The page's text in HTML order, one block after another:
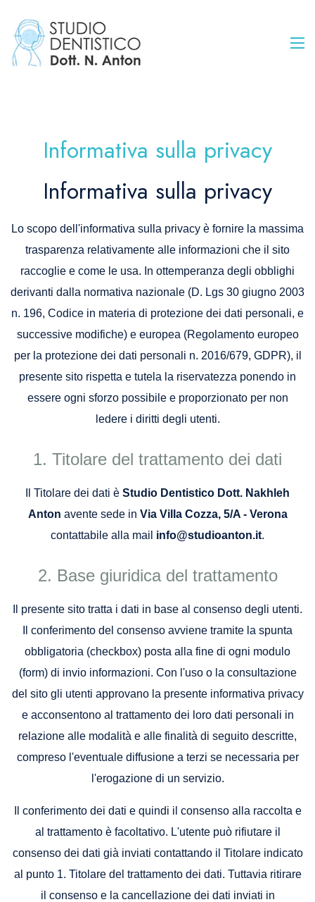
Informativa sulla privacy
Informativa sulla privacy
Lo scopo dell'informativa sulla privacy è fornire la massima
trasparenza relativamente alle informazioni che il sito
raccoglie e come le usa. In ottemperanza degli obblighi
derivanti dalla normativa nazionale (D. Lgs 30 giugno 2003
n. 196, Codice in materia di protezione dei dati personali, e
successive modifiche) e europea (Regolamento europeo
per la protezione dei dati personali n. 2016/679, GDPR), il
presente sito rispetta e tutela la riservatezza ponendo in
essere ogni sforzo possibile e proporzionato per non
ledere i diritti degli utenti.
Titolare del trattamento dei dati
Il Titolare dei dati è Studio Dentistico Dott. Nakhleh
Anton avente sede in Via Villa Cozza, 5/A - Verona
contattabile alla mail info@studioanton.it.
Base giuridica del trattamento
Il presente sito tratta i dati in base al consenso degli utenti.
Il conferimento del consenso avviene tramite la spunta
obbligatoria (checkbox) posta alla fine di ogni modulo
(form) di invio informazioni. Con l'uso o la consultazione
del sito gli utenti approvano la presente informativa privacy
e acconsentono al trattamento dei loro dati personali in
relazione alle modalità e alle finalità di seguito descritte,
compreso l'eventuale diffusione a terzi se necessaria per
l'erogazione di un servizio.
Il conferimento dei dati e quindi il consenso alla raccolta e
al trattamento è facoltativo. L'utente può rifiutare il
consenso dei dati già inviati contattando il Titolare indicato
al punto 1. Titolare del trattamento dei dati. Tuttavia ritirare
il consenso e la cancellazione dei dati inviati in